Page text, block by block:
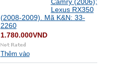
Lexus RX350
(2008-2009). Mã K&N: 33-
2260
1.780.000VND
Thêm vào